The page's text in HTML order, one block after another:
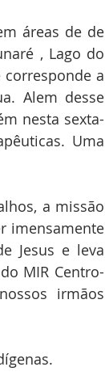
áreas de de
, Lago do
corresponde a
Alem desse
nesta sexta-
Uma
a missão
imensamente
Jesus e leva
MIR Centro-
irmãos